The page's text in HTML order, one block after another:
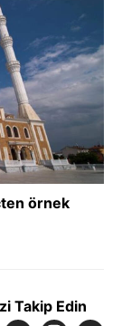
örnek
Takip Edin